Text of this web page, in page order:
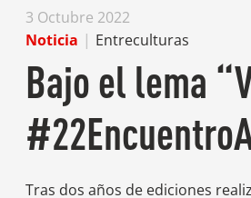
3 Octubre 2022
Noticia | Entreculturas
Bajo el lema
Tras dos años de ediciones